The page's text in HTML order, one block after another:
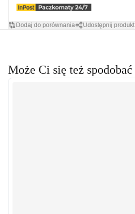
Dodaj do porównania Udostępnij produkt
Może Ci się też spodobać